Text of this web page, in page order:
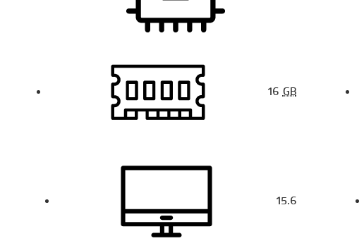
16GB
15.6